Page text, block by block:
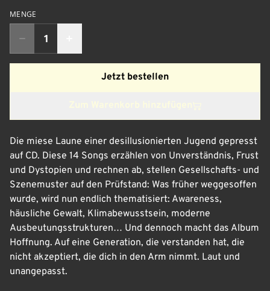
MENGE
Jetzt bestellen
Die miese Laune einer desillusionierten Jugend gepresst
auf CD. Diese 14 Songs erzählen von Unverständnis, Frust
und Dystopien und rechnen ab, stellen Gesellschafts- und
Szenemuster auf den Prüfstand: Was früher weggesoffen
wurde, wird nun endlich thematisiert: Awareness,
häusliche Gewalt, Klimabewusstsein, moderne
Ausbeutungsstrukturen… Und dennoch macht das Album
Hoffnung. Auf eine Generation, die verstanden hat, die
nicht akzeptiert, die dich in den Arm nimmt. Laut und
unangepasst.